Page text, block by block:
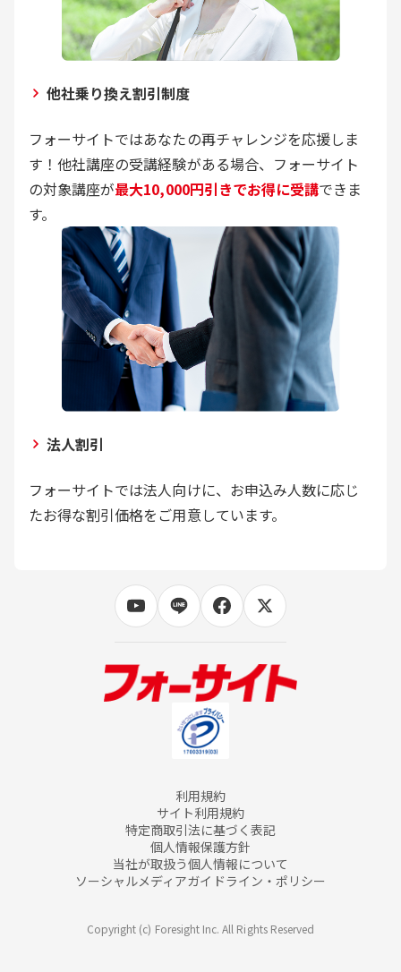
他社乗り換え割引制度
フォーサイトではあなたの再チャレンジを応援しま
す！他社講座の受講経験がある場合、フォーサイト
の対象講座が最大10,000円引きでお得に受講できま
す。
法人割引
フォーサイトでは法人向けに、お申込み人数に応じ
たお得な割引価格をご用意しています。
利用規約
サイト利用規約
特定商取引法に基づく表記
個人情報保護方針
当社が取扱う個人情報について
ソーシャルメディアガイドライン・ポリシー
Copyright (c) Foresight Inc. All Rights Reserved